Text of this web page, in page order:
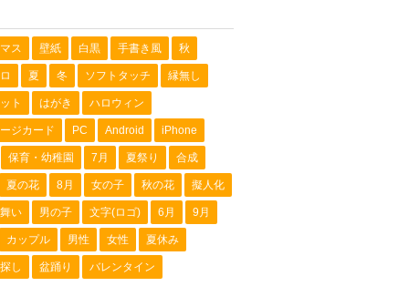
ス 壁紙 白黒 手書き風 秋
夏 冬 ソフトタッチ 縁無し
ト はがき ハロウィン
ジカード PC Android iPhone
保育・幼稚園 7月 夏祭り 合成
夏の花 8月 女の子 秋の花 擬人化
い 男の子 文字(ロゴ) 6月 9月
カップル 男性 女性 夏休み
し 盆踊り バレンタイン